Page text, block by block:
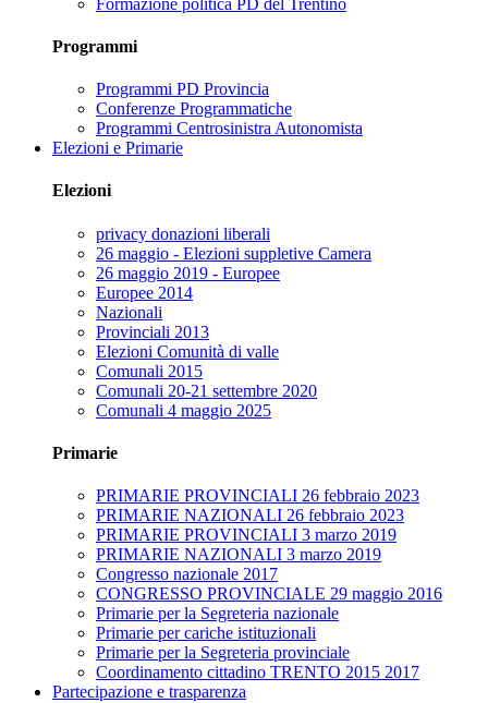
Programmi
Programmi PD Provincia
Conferenze Programmatiche
Programmi Centrosinistra Autonomista
Elezioni e Primarie
Elezioni
privacy donazioni liberali
26 maggio - Elezioni suppletive Camera
26 maggio 2019 - Europee
Europee 2014
Nazionali
Provinciali 2013
Elezioni Comunità di valle
Comunali 2015
Comunali 20-21 settembre 2020
Comunali 4 maggio 2025
Primarie
PRIMARIE PROVINCIALI 26 febbraio 2023
PRIMARIE NAZIONALI 26 febbraio 2023
PRIMARIE PROVINCIALI 3 marzo 2019
PRIMARIE NAZIONALI 3 marzo 2019
Congresso nazionale 2017
CONGRESSO PROVINCIALE 29 maggio 2016
Primarie per la Segreteria nazionale
Primarie per cariche istituzionali
Primarie per la Segreteria provinciale
Coordinamento cittadino TRENTO 2015 2017
Partecipazione e trasparenza